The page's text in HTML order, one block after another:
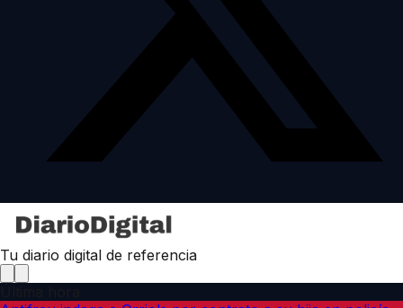
Tu diario digital de referencia